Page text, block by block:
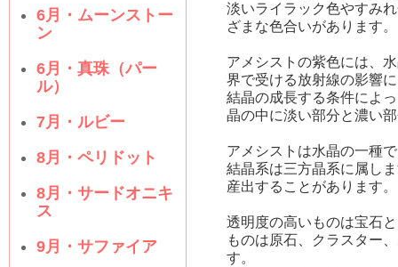
6月・ムーンストー
ン
6月・真珠（パー
ル）
7月・ルビー
8月・ペリドット
8月・サードオニキ
ス
9月・サファイア
淡いライラック色やすみ
ざまな色合いがあります。
アメシストの紫色には、
界で受ける放射線の影響
結晶の成長する条件によ
晶の中に淡い部分と濃い
アメシストは水晶の一種
結晶系は三方晶系に属し
産出することがあります。
透明度の高いものは宝石
ものは原石、クラスター
す。